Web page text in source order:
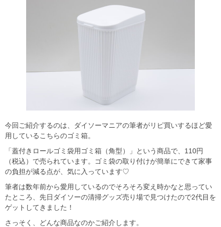
今回ご紹介するのは、ダイソーマニアの筆者がリピ買いするほど愛
用しているこちらのゴミ箱。
「蓋付きロールゴミ袋用ゴミ箱（角型）」という商品で、110円
（税込）で売られています。ゴミ袋の取り付けが簡単にできて家事
の負担が減る点が、気に入っています♡
筆者は数年前から愛用しているのでそろそろ変え時かなと思ってい
たところ、先日ダイソーの清掃グッズ売り場で見つけたので2代目を
ゲットしてきました！
さっそく、どんな商品なのかご紹介します。